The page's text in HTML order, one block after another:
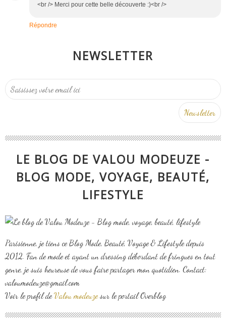
<br /> Merci pour cette belle découverte :)<br />
Répondre
NEWSLETTER
LE BLOG DE VALOU MODEUZE -
BLOG MODE, VOYAGE, BEAUTÉ,
LIFESTYLE
Parisienne, je tiens ce Blog Mode, Beauté, Voyage & Lifestyle depuis
2012. Fan de mode et ayant un dressing débordant de fringues en tout
genre, je suis heureuse de vous faire partager mon quotidien. Contact:
valoumodeuze@gmail.com
Voir le profil deValou modeuzesur le portail Overblog